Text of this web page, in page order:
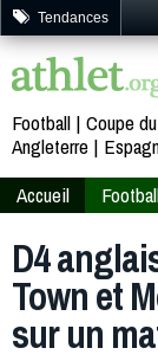
Tendances
Football Coupe
Angleterre
Accueil
D4
Town et
sur un